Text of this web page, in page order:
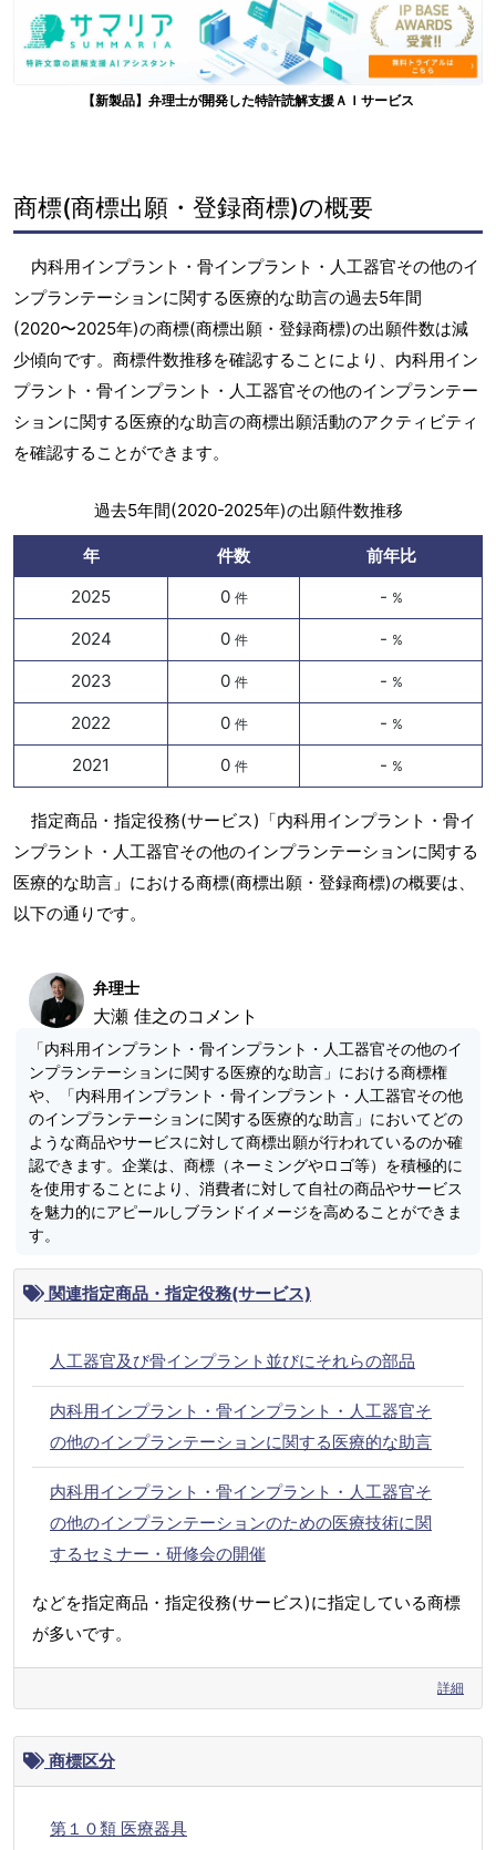
【新製品】弁理士が開発した特許読解支援ＡＩサービス
商標(商標出願・登録商標)の概要
内科用インプラント・骨インプラント・人工器官その他のイ
ンプランテーションに関する医療的な助言の過去5年間
(2020〜2025年)の商標(商標出願・登録商標)の出願件数は減
少傾向です。商標件数推移を確認することにより、内科用イン
プラント・骨インプラント・人工器官その他のインプランテー
ションに関する医療的な助言の商標出願活動のアクティビティ
を確認することができます。
過去5年間(2020-2025年)の出願件数推移
年 件数
前年比
2025
0 件 - %
2024 0 件 - %
2023 0 件 - %
2022 0 件 - %
2021 0 件 - %
指定商品・指定役務(サービス)「内科用インプラント・骨イ
ンプラント・人工器官その他のインプランテーションに関する
医療的な助言」における商標(商標出願・登録商標)の概要は、
以下の通りです。
弁理士
大瀬 佳之のコメント
「内科用インプラント・骨インプラント・人工器官その他のイ
ンプランテーションに関する医療的な助言」における商標権
や、「内科用インプラント・骨インプラント・人工器官その他
のインプランテーションに関する医療的な助言」においてどの
ような商品やサービスに対して商標出願が行われているのか確
認できます。企業は、商標（ネーミングやロゴ等）を積極的に
を使用することにより、消費者に対して自社の商品やサービス
を魅力的にアピールしブランドイメージを高めることができま
す。
関連指定商品・指定役務(サービス)
人工器官及び骨インプラント並びにそれらの部品
内科用インプラント・骨インプラント・人工器官そ
の他のインプランテーションに関する医療的な助言
内科用インプラント・骨インプラント・人工器官そ
の他のインプランテーションのための医療技術に関
するセミナー・研修会の開催
などを指定商品・指定役務(サービス)に指定している商標
が多いです。
詳細
商標区分
第１０類 医療器具